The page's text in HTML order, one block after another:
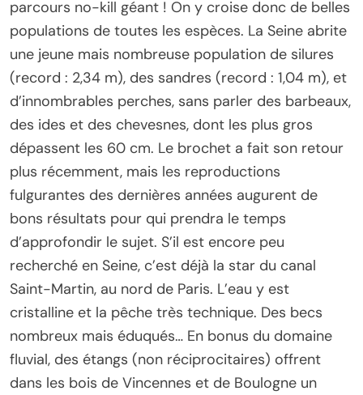
parcours no-kill géant ! On y croise donc de belles
populations de toutes les espèces. La Seine abrite
une jeune mais nombreuse population de silures
(record : 2,34 m), des sandres (record : 1,04 m), et
d’innombrables perches, sans parler des barbeaux,
des ides et des chevesnes, dont les plus gros
dépassent les 60 cm. Le brochet a fait son retour
plus récemment, mais les reproductions
fulgurantes des dernières années augurent de
bons résultats pour qui prendra le temps
d’approfondir le sujet. S’il est encore peu
recherché en Seine, c’est déjà la star du canal
Saint-Martin, au nord de Paris. L’eau y est
cristalline et la pêche très technique. Des becs
nombreux mais éduqués… En bonus du domaine
fluvial, des étangs (non réciprocitaires) offrent
dans les bois de Vincennes et de Boulogne un